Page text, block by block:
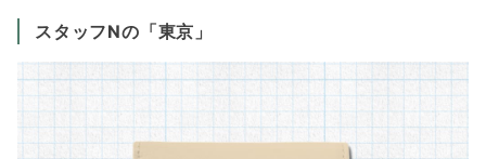
スタッフNの「東京」